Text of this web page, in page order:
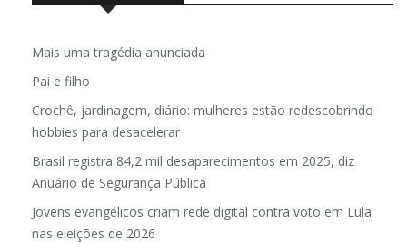
Mais uma tragédia anunciada
Pai e filho
Crochê, jardinagem, diário: mulheres estão redescobrindo
hobbies para desacelerar
Brasil registra 84,2 mil desaparecimentos em 2025, diz
Anuário de Segurança Pública
Jovens evangélicos criam rede digital contra voto em Lula
nas eleições de 2026